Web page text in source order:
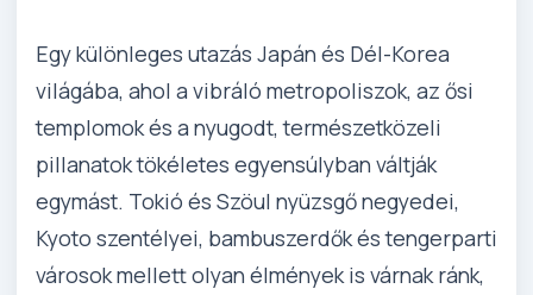
Egy különleges utazás Japán és Dél-Korea
világába, ahol a vibráló metropoliszok, az ősi
templomok és a nyugodt, természetközeli
pillanatok tökéletes egyensúlyban váltják
egymást. Tokió és Szöul nyüzsgő negyedei,
Kyoto szentélyei, bambuszerdők és tengerparti
városok mellett olyan élmények is várnak ránk,